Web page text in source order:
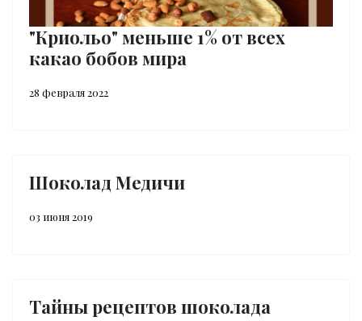
"Криольо" меньше 1% от всех
какао бобов мира
28 февраля 2022
Шоколад Медичи
03 июня 2019
Тайны рецептов шоколада